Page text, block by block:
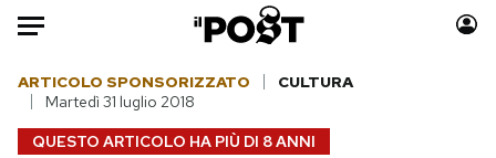
Auto
HOME
ARTICOLO SPONSORIZZATO
QUESTO ARTICOLO HA PIÙ DI 8 ANNI
CULTURA
Martedì 31 luglio 2018